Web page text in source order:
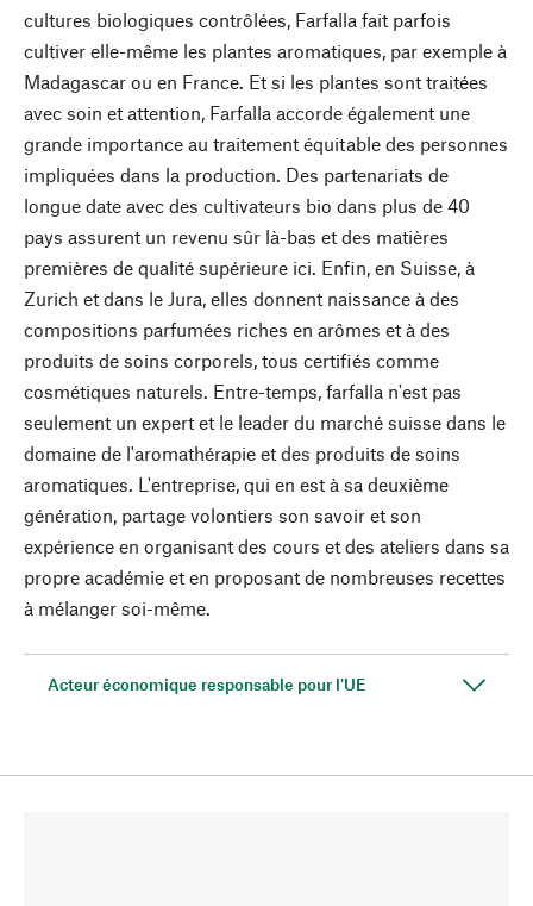
cultures biologiques contrôlées, Farfalla fait parfois
cultiver elle-même les plantes aromatiques, par exemple à
Madagascar ou en France. Et si les plantes sont traitées
avec soin et attention, Farfalla accorde également une
grande importance au traitement équitable des personnes
impliquées dans la production. Des partenariats de
longue date avec des cultivateurs bio dans plus de 40
pays assurent un revenu sûr là-bas et des matières
premières de qualité supérieure ici. Enfin, en Suisse, à
Zurich et dans le Jura, elles donnent naissance à des
compositions parfumées riches en arômes et à des
produits de soins corporels, tous certifiés comme
cosmétiques naturels. Entre-temps, farfalla n'est pas
seulement un expert et le leader du marché suisse dans le
domaine de l'aromathérapie et des produits de soins
aromatiques. L'entreprise, qui en est à sa deuxième
génération, partage volontiers son savoir et son
expérience en organisant des cours et des ateliers dans sa
propre académie et en proposant de nombreuses recettes
à mélanger soi-même.
Acteur économique responsable pour l'UE